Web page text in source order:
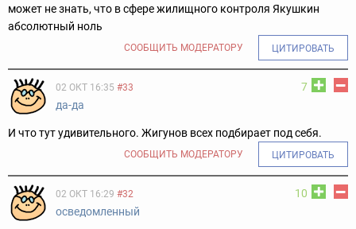
может не знать, что в сфере жилищного контроля Якушкин
абсолютный ноль
СООБЩИТЬ МОДЕРАТОРУ ЦИТИРОВАТЬ
7
02 ОКТ 16:35 #33
да-да
И что тут удивительного. Жигунов всех подбирает под себя.
СООБЩИТЬ МОДЕРАТОРУ ЦИТИРОВАТЬ
10
02 ОКТ 16:29 #32
осведомленный